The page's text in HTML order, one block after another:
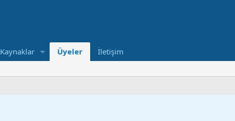
Kaynaklar Üyeler İletişim